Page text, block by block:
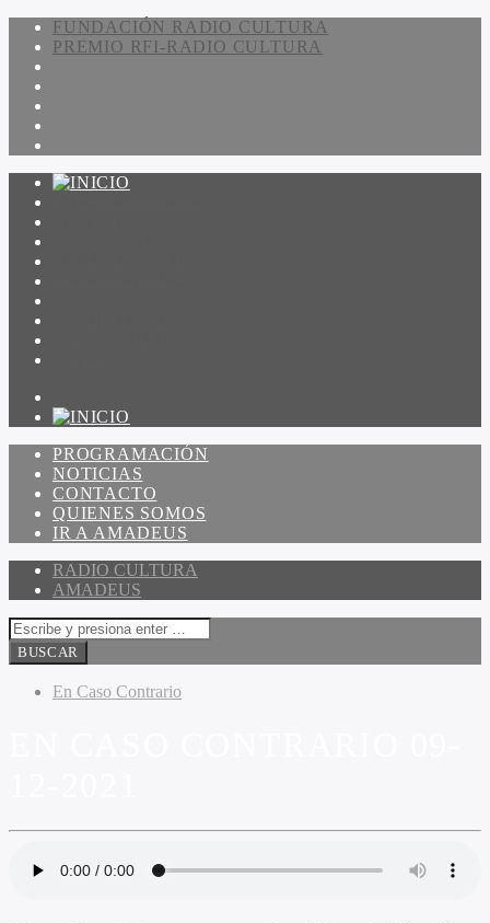
FUNDACIÓN RADIO CULTURA
PREMIO RFI-RADIO CULTURA
PROGRAMACIÓN
NOTICIAS
CONTACTO
QUIENES SOMOS
IR A AMADEUS
RADIO CULTURA
AMADEUS
En Caso Contrario